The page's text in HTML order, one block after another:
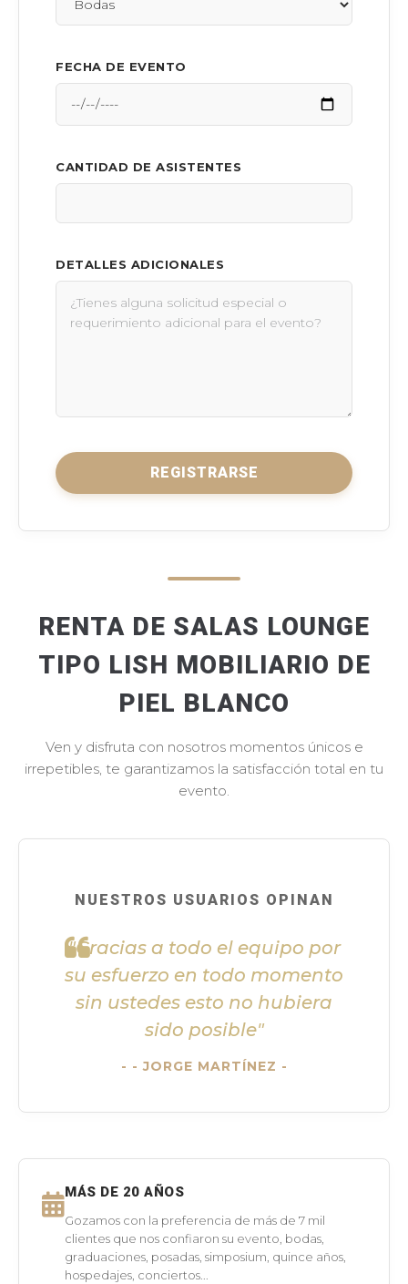
FECHA DE EVENTO
CANTIDAD DE ASISTENTES
DETALLES ADICIONALES
REGISTRARSE
RENTA DE SALAS LOUNGE
TIPO LISH MOBILIARIO DE
PIEL BLANCO
Ven y disfruta con nosotros momentos únicos e
irrepetibles, te garantizamos la satisfacción total en tu
evento.
NUESTROS USUARIOS OPINAN
"Gracias a todo el equipo por
su esfuerzo en todo momento
sin ustedes esto no hubiera
sido posible"
- JORGE MARTÍNEZ -
MÁS DE 20 AÑOS
Gozamos con la preferencia de más de 7 mil
clientes que nos confiaron su evento, bodas,
graduaciones, posadas, simposium, quince años,
hospedajes, conciertos...